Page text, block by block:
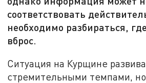
соответствовать
необходимо разбираться,
вброс.
Ситуация на Курщине
стремительными темпами,